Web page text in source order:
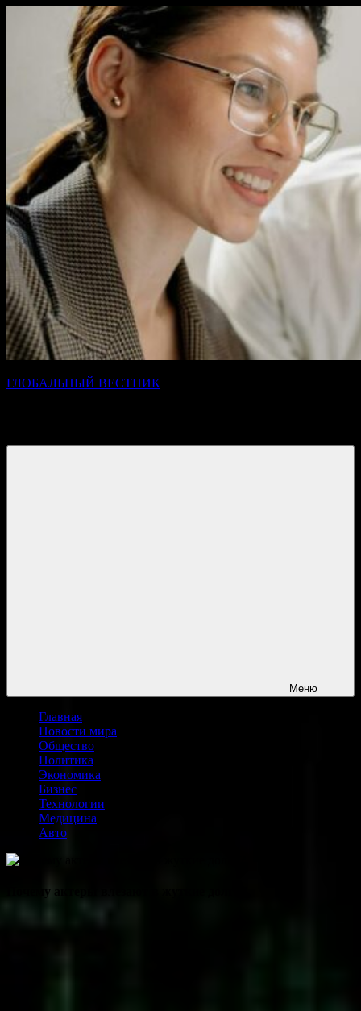
содержимому
ГЛОБАЛЬНЫЙ ВЕСТНИК
Меню
Главная
Новости мира
Общество
Политика
Экономика
Бизнес
Технологии
Медицина
Авто
Почему актеры влезают в жуткие долги?